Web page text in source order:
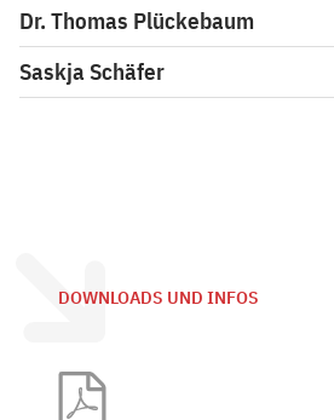
Dr. Thomas Plückebaum
Saskja Schäfer
DOWNLOADS UND INFOS